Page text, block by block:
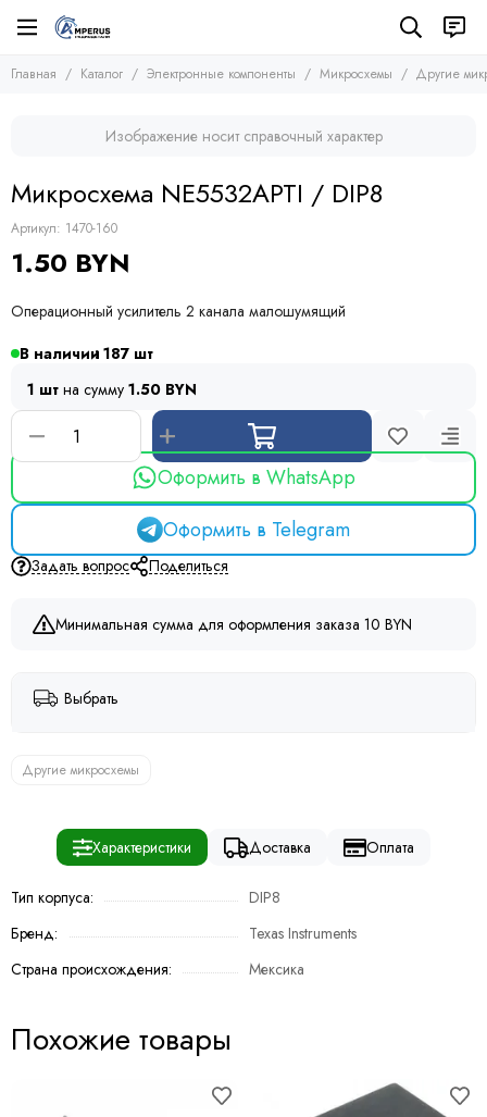
Электронные компоненты
Микросхемы
Микроконтроллеры
Другие микросхемы
Стабилизаторы
Транзисторы
Тиристоры и симисторы
Модули
Резисторы
Кварцевые резонаторы
Дроссели
Устройства защиты
Главная Каталог Электронные компоненты Микросхемы Другие
Изображение носит справочный характер
Микросхема NE5532APTI / DIP8
Артикул: 1470-160
1.50 BYN
Операционный усилитель 2 канала малошумящий
В наличии 187
1 шт на сумму 1.50 BYN
Оформить в WhatsApp
Оформить в Telegram
Задать вопрос Поделиться
Минимальная сумма для оформления заказа 10 BYN
Выбрать
Другие микросхемы
Характеристики Доставка Оплата
Тип корпуса:
DIP8
Бренд:
Texas Instruments
Страна происхождения:
Мексика
Похожие товары